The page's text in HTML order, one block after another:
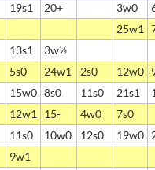
19s1 20+ 3w0
25w1
13s1
3w½
5s0 24w1 2s0 12w0
15w0 8s0 11s0 21s1
12w1 15- 4w0
7s0
11s0 10w0 12s0 19w0
9w1